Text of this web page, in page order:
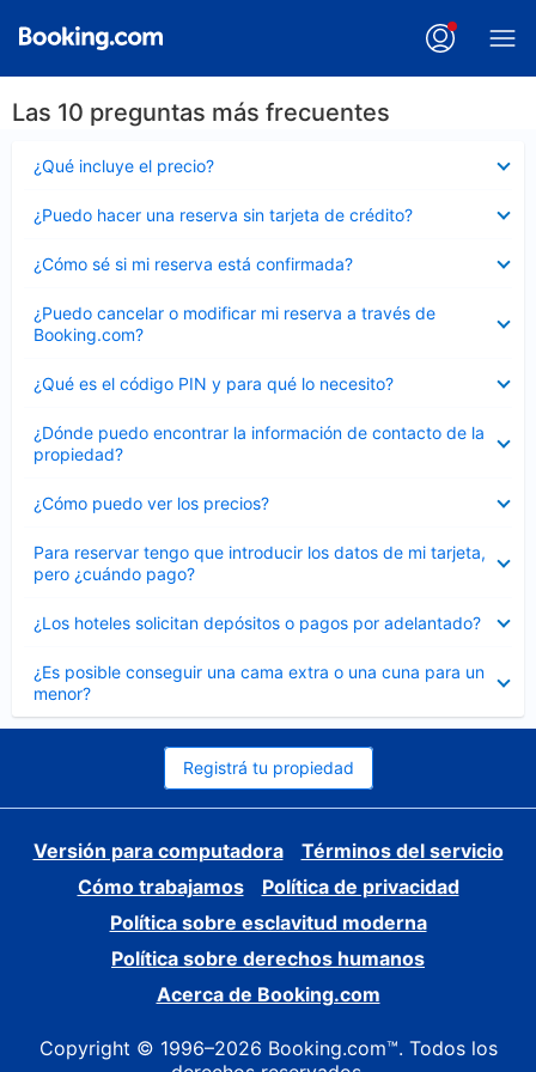
Las 10 preguntas más frecuentes
¿Qué incluye el precio?
cerrado
¿Puedo hacer una reserva sin tarjeta de crédito?
cerrado
¿Cómo sé si mi reserva está confirmada?
cerrado
¿Puedo cancelar o modificar mi reserva a través de
Booking.com?
cerrado
¿Qué es el código PIN y para qué lo necesito?
cerrado
¿Dónde puedo encontrar la información de contacto de la
propiedad?
cerrado
¿Cómo puedo ver los precios?
cerrado
Para reservar tengo que introducir los datos de mi tarjeta,
pero ¿cuándo pago?
cerrado
¿Los hoteles solicitan depósitos o pagos por adelantado?
cerrado
¿Es posible conseguir una cama extra o una cuna para un
menor?
cerrado
Registrá tu propiedad
Versión para computadora
Términos del servicio
Cómo trabajamos
Política de privacidad
Política sobre esclavitud moderna
Política sobre derechos humanos
Acerca de Booking.com
Copyright © 1996–2026 Booking.com™. Todos los